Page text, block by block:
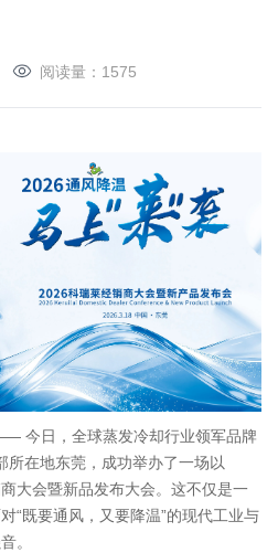
阅读量： 1575
今日，全球蒸发冷却行业领军品牌
所在地东莞，成功举办了一场以
大会暨新品发布大会。这不仅是一
“既要通风，又要降温”的现代工业与
。